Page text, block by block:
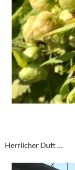
Herrlicher Duft …